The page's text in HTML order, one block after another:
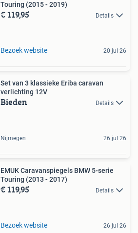
Touring (2015 - 2019)
€ 119,95 Details
Bezoek website 20 jul 26
Set van 3 klassieke Eriba caravan
verlichting 12V
Bieden Details
Nijmegen 26 jul 26
EMUK Caravanspiegels BMW 5-serie
Touring (2013 - 2017)
€ 119,95 Details
Bezoek website 26 jul 26